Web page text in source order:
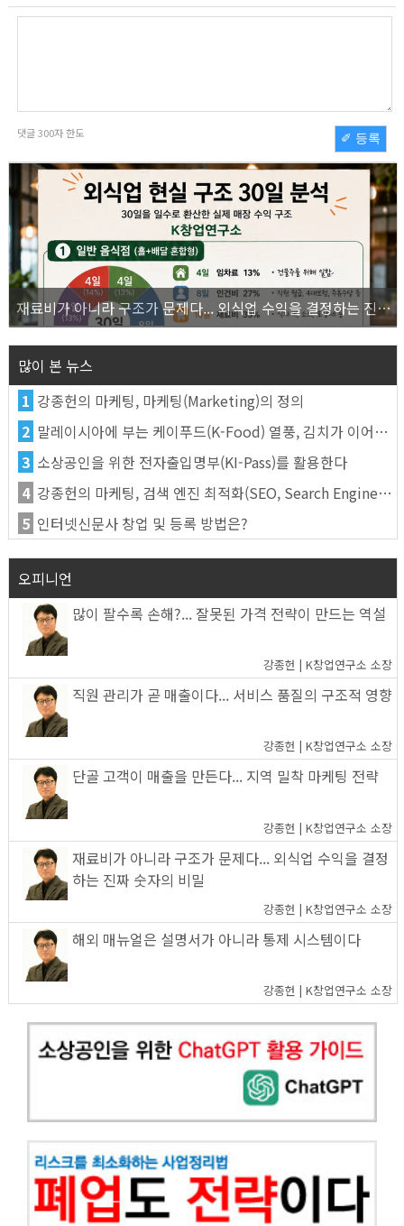
댓글300자 한도 ✐ 등록
재료비가 아니라 구조가 문제다... 외식업 수익을 결정하는 진짜 숫자의 비밀
많이 본 뉴스
1 강종헌의 마케팅, 마케팅(Marketing)의 정의
2 말레이시아에 부는 케이푸드(K-Food) 열풍, 김치가 이어간다
3 소상공인을 위한 전자출입명부(KI-Pass)를 활용한다
4 강종헌의 마케팅, 검색 엔진 최적화(SEO, Search Engine Optimization)란
5 인터넷신문사 창업 및 등록 방법은?
오피니언
많이 팔수록 손해?... 잘못된 가격 전략이 만드는 역설
강종헌 | K창업연구소 소장
직원 관리가 곧 매출이다... 서비스 품질의 구조적 영향
강종헌 | K창업연구소 소장
단골 고객이 매출을 만든다... 지역 밀착 마케팅 전략
강종헌 | K창업연구소 소장
재료비가 아니라 구조가 문제다... 외식업 수익을 결정
하는 진짜 숫자의 비밀
강종헌 | K창업연구소 소장
해외 매뉴얼은 설명서가 아니라 통제 시스템이다
강종헌 | K창업연구소 소장